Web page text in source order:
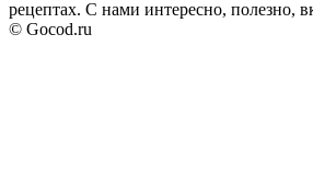
рецептах. С нами интересно, полезно,
© Gocod.ru